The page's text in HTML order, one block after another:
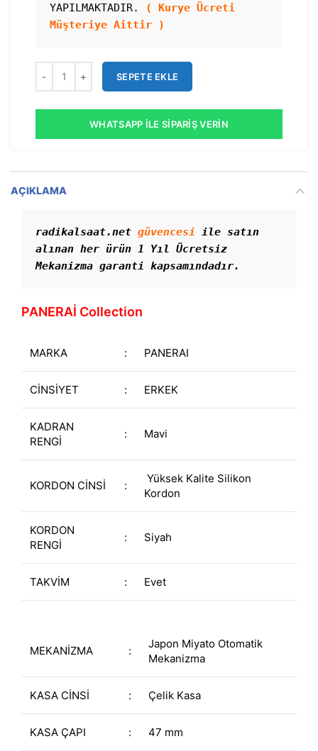
YAPILMAKTADIR.
( Kurye Ücreti
Müşteriye Aittir )
SEPETE EKLE
WHATSAPP İLE SIPARIŞ VERIN
AÇIKLAMA
radikalsaat.net güvencesi ile satın
alınan her ürün 1 Yıl Ücretsiz
Mekanizma garanti kapsamındadır.
PANERAİ Collection
MARKA : PANERAI
CİNSİYET : ERKEK
KADRAN
RENGİ
: Mavi
KORDON CİNSİ :
Yüksek Kalite Silikon
Kordon
KORDON
RENGİ
: Siyah
TAKVİM : Evet
MEKANİZMA :
Japon Miyato Otomatik
Mekanizma
KASA CİNSİ : Çelik Kasa
KASA ÇAPI : 47 mm